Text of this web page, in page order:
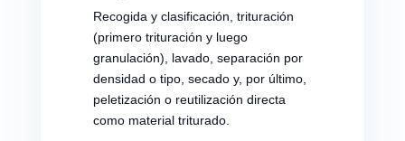
Recogida y clasificación, trituración
(primero trituración y luego
granulación), lavado, separación por
densidad o tipo, secado y, por último,
peletización o reutilización directa
como material triturado.